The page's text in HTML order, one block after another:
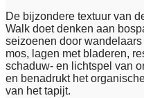
De bijzondere textuur van
Walk doet denken aan
seizoenen door
mos, lagen met bladeren,
schaduw- en lichtspel van
en benadrukt het
van het tapijt.